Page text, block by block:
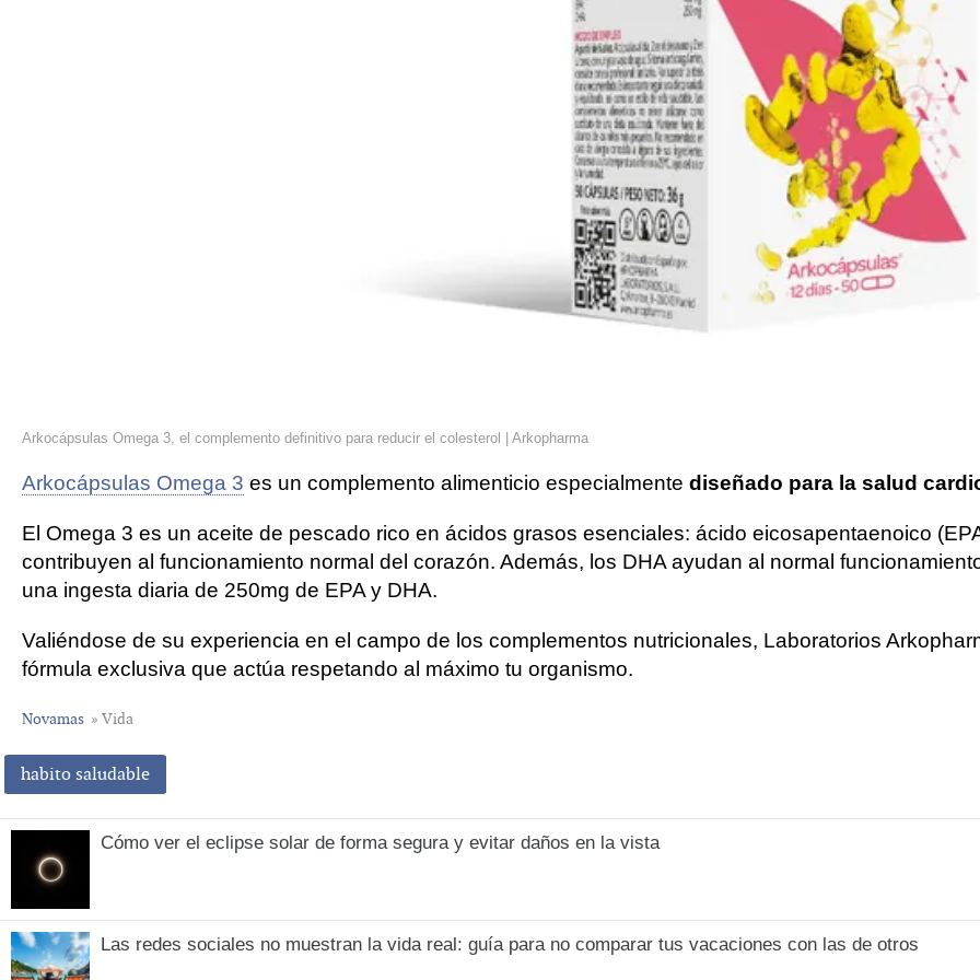
Arkocápsulas Omega 3, el complemento definitivo para reducir el colesterol | Arkopharma
Arkocápsulas Omega 3 es un complemento alimenticio especialmente diseñado para la salud
El Omega 3 es un aceite de pescado rico en ácidos grasos esenciales: ácido eicosapentaenoico
contribuyen al funcionamiento normal del corazón. Además, los DHA ayudan al normal
una ingesta diaria de 250mg de EPA y DHA.
Valiéndose de su experiencia en el campo de los complementos nutricionales, Laboratorios
fórmula exclusiva que actúa respetando al máximo tu organismo.
Novamas » Vida
habito saludable
Cómo ver el eclipse solar de forma segura y evitar daños en la vista
Las redes sociales no muestran la vida real: guía para no comparar tus vacaciones con las de otros